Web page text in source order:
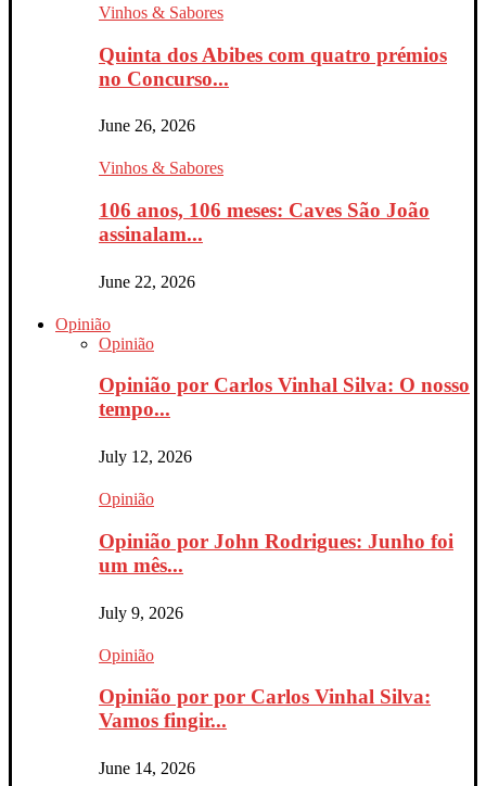
Vinhos & Sabores
Quinta dos Abibes com quatro prémios
no Concurso...
June 26, 2026
Vinhos & Sabores
106 anos, 106 meses: Caves São João
assinalam...
June 22, 2026
Opinião
Opinião
Opinião por Carlos Vinhal Silva: O nosso
tempo...
July 12, 2026
Opinião
Opinião por John Rodrigues: Junho foi
um mês...
July 9, 2026
Opinião
Opinião por por Carlos Vinhal Silva:
Vamos fingir...
June 14, 2026